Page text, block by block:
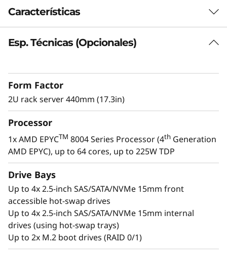
y
s
v
d
d
e
Características
Edge-optimized processing for AI
EPYC™ 8004 Processor brings Zen4c
technology to the Edge. With up to 64 cores
accelerates AI inferencing, enabling real-time
insights for retail, manufacturing, and Telco
environments.
Esp. Técnicas (Opcionales)
Form Factor
2U rack server 440mm (17.3in)
Processor
1x AMD EPYCTM 8004 Series Processor (4th Generation
AMD EPYC), up to 64 cores, up to 225W TDP
Drive Bays
Up to 4x 2.5-inch SAS/SATA/NVMe 15mm front
accessible hot-swap drives
Up to 4x 2.5-inch SAS/SATA/NVMe 15mm internal
drives (using hot-swap trays)
Up to 2x M.2 boot drives (RAID 0/1)